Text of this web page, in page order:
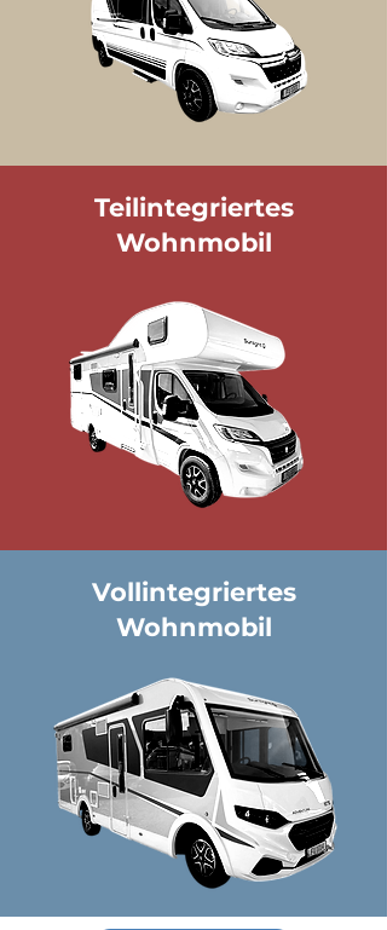
Teilintegriertes
Wohnmobil
Vollintegriertes
Wohnmobil